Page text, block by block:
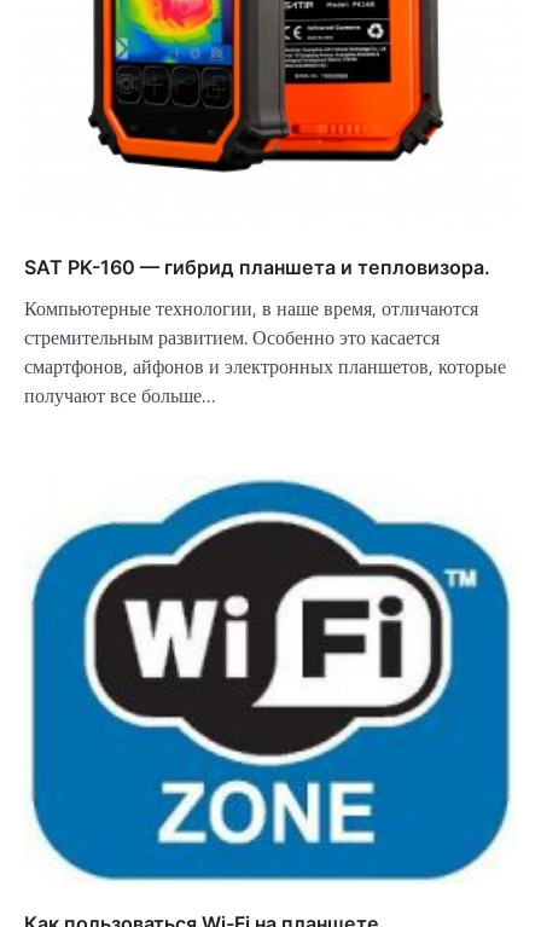
SAT PK-160 — гибрид планшета и тепловизора.
Компьютерные технологии, в наше время, отличаются
стремительным развитием. Особенно это касается
смартфонов, айфонов и электронных планшетов, которые
получают все больше…